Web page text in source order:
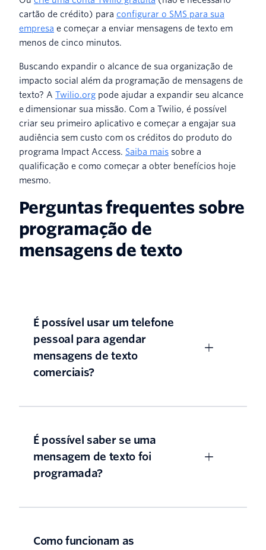
cartão de crédito) para configurar o SMS para sua
empresa e começar a enviar mensagens de texto em
menos de cinco minutos.
Buscando expandir o alcance de sua organização de
impacto social além da programação de mensagens de
texto? A Twilio.org pode ajudar a expandir seu alcance
e dimensionar sua missão. Com a Twilio, é possível
criar seu primeiro aplicativo e começar a engajar sua
audiência sem custo com os créditos do produto do
programa Impact Access. Saiba mais sobre a
qualificação e como começar a obter benefícios hoje
mesmo.
Perguntas frequentes sobre
programação de
mensagens de texto
É possível usar um telefone
pessoal para agendar
mensagens de texto
comerciais?
É possível saber se uma
mensagem de texto foi
programada?
Como funcionam as